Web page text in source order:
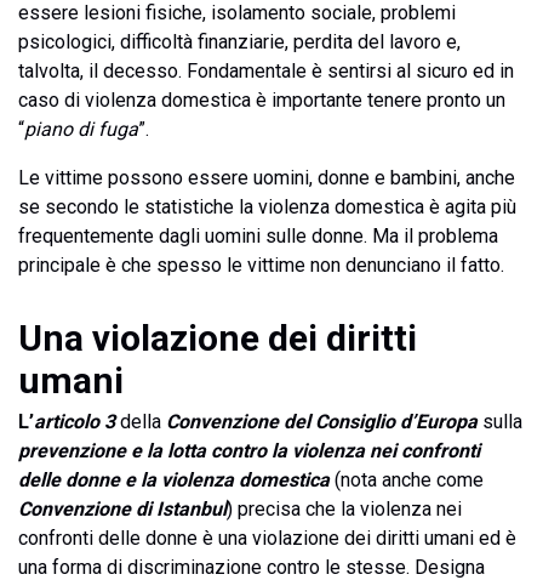
essere lesioni fisiche, isolamento sociale, problemi
psicologici, difficoltà finanziarie, perdita del lavoro e,
talvolta, il decesso. Fondamentale è sentirsi al sicuro ed in
caso di violenza domestica è importante tenere pronto un
“piano di fuga”.
Le vittime possono essere uomini, donne e bambini, anche
se secondo le statistiche la violenza domestica è agita più
frequentemente dagli uomini sulle donne. Ma il problema
principale è che spesso le vittime non denunciano il fatto.
Una violazione dei diritti
umani
L’articolo 3della Convenzione del Consiglio d’Europasulla
prevenzione e la lotta contro la violenza nei confronti
delle donne e la violenza domestica(nota anche come
Convenzione di Istanbul) precisa che la violenza nei
confronti delle donne è una violazione dei diritti umani ed è
una forma di discriminazione contro le stesse. Designa